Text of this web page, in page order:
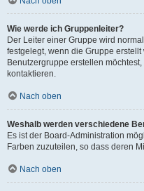
Wie werde ich Gruppenleiter?
Der Leiter einer Gruppe wird
festgelegt, wenn die Gruppe
Benutzergruppe erstellen
kontaktieren.
Nach oben
Weshalb werden verschiedene
Es ist der Board-Administration
Farben zuzuteilen, so dass deren
Nach oben